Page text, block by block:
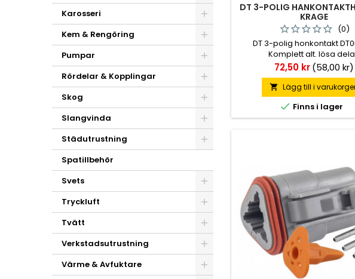
Karosseri
Kem & Rengöring
Pumpar
Rördelar & Kopplingar
Skog
Slangvinda
Städutrustning
Spatillbehör
Svets
Tryckluft
Tvätt
Verkstadsutrustning
Värme & Avfuktare
DT 3-POLIG
KRAGE
(0)
DT 3-polig honkontakt
Komplett alt. lösa
Pris
72,50 kr(58,00 kr)
 Lägg till i
 Finns i lager